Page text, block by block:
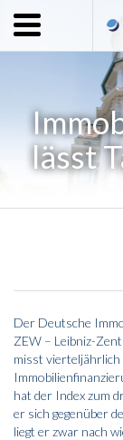
Home
Leistungen
lässt
Der Deutsche
ZEW – Leibniz-
misst vierteljährlich
hat der Index zum
er sich gegenüber
liegt er zwar nach